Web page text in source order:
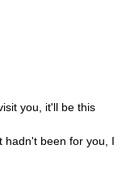
you, it'll be this
hadn't been for you, I